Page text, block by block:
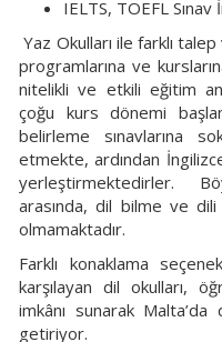
IELTS, TOEFL Sınav
Yaz Okulları ile farklı
programlarına ve
nitelikli ve etkili eğitim
çoğu kurs dönemi
belirleme sınavlarına
etmekte, ardından
yerleştirmektedirler.
arasında, dil bilme ve dili
olmamaktadır.
Farklı konaklama
karşılayan dil okulları,
imkânı sunarak
getiriyor.